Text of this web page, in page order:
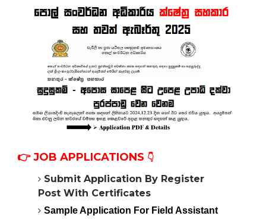
👉JOB APPLICATIONS 👇
Submit Application By Register
Post With Certificates
Sample Application For Field Assistant